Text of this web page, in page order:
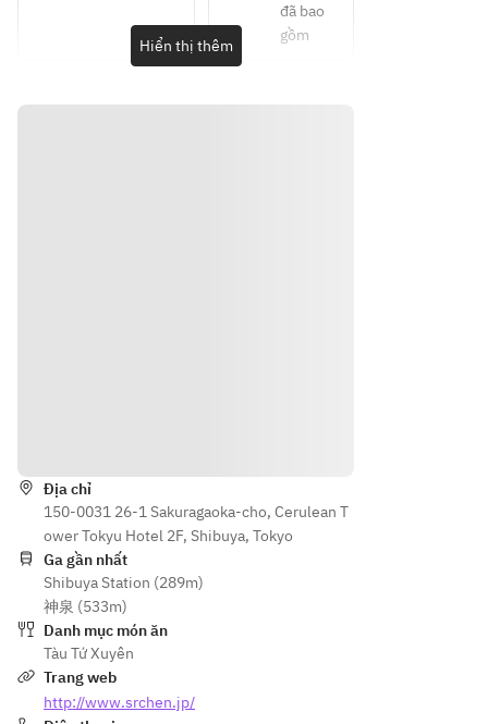
đã bao
gồm
Hiển thị thêm
Địa chỉ
150-0031 26-1 Sakuragaoka-cho, Cerulean T
ower Tokyu Hotel 2F, Shibuya, Tokyo
Ga gần nhất
Shibuya Station (289m)
神泉 (533m)
Danh mục món ăn
Tàu Tứ Xuyên
Trang web
http://www.srchen.jp/